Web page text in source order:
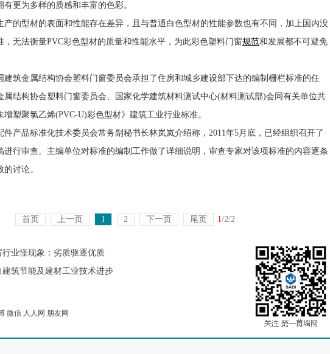
更为多样的质感和丰富的色彩。
产的型材的表面和性能存在差异，且与普通白色型材的性能参数也有不同，加上国内没
，无法衡量PVC彩色型材的质量和性能水平，为此彩色塑料门窗规范和发展都不可避免
建筑金属结构协会塑料门窗委员会承担了住房和城乡建设部下达的编制栅栏标准的任
属结构协会塑料门窗委员会、国家化学建筑材料测试中心(材料测试部)会同有关单位共
增塑聚氯乙烯(PVC-U)彩色型材》建筑工业行业标准。
件产品标准化技术委员会常务副秘书长林岚岚介绍称，2011年5月底，已经组织召开了
进行审查。主编单位对标准的编制工作做了详细说明，审查专家对该项标准的内容逐条
讨论。
首页 上一页 1 2 下一页 尾页 1/2/2
业怪现象：劣质驱逐优质
筑节能及建材工业技术进步
微信 人人网 朋友网